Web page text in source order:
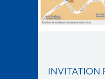
INVITATION